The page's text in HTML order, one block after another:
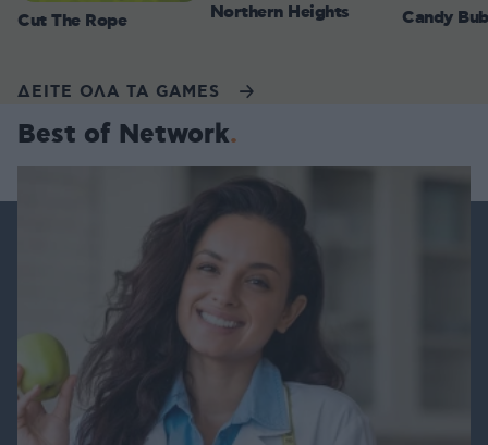
Cut The Rope Northern Heights Candy
ΔΕΙΤΕ ΟΛΑ ΤΑ GAMES
Best of Network